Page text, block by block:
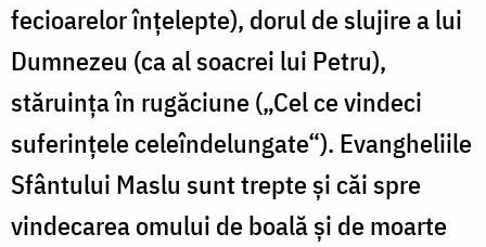
fecioarelor înţelepte), dorul de slujire a lui
Dumnezeu (ca al soacrei lui Petru),
stăruinţa în rugăciune („Cel ce vindeci
suferinţele celeîndelungate“). Evangheliile
Sfântului Maslu sunt trepte şi căi spre
vindecarea omului de boală şi de moarte